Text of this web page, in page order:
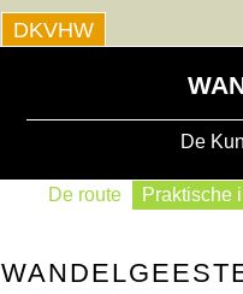
DKVHW
De
De route Praktische